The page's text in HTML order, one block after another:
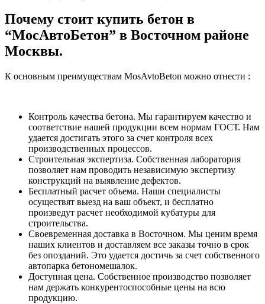
Почему стоит купить бетон в
“МосАвтоБетон” в Восточном районе
Москвы.
К основным преимуществам MosAvtoBeton можно отнести :
Контроль качества бетона. Мы гарантируем качество и
соответствие нашей продукции всем нормам ГОСТ. Нам
удается достигать этого за счет контроля всех
производственных процессов.
Строительная экспертиза. Собственная лаборатория
позволяет нам проводить независимую экспертизу
конструкций на выявление дефектов.
Бесплатный расчет объема. Наши специалисты
осуществят выезд на ваш объект, и бесплатно
произведут расчет необходимой кубатуры для
строительства.
Своевременная доставка в Восточном. Мы ценим время
наших клиентов и доставляем все заказы точно в срок
без опозданий. Это удается достичь за счет собственного
автопарка бетономешалок.
Доступная цена. Собственное производство позволяет
нам держать конкурентоспособные цены на всю
продукцию.